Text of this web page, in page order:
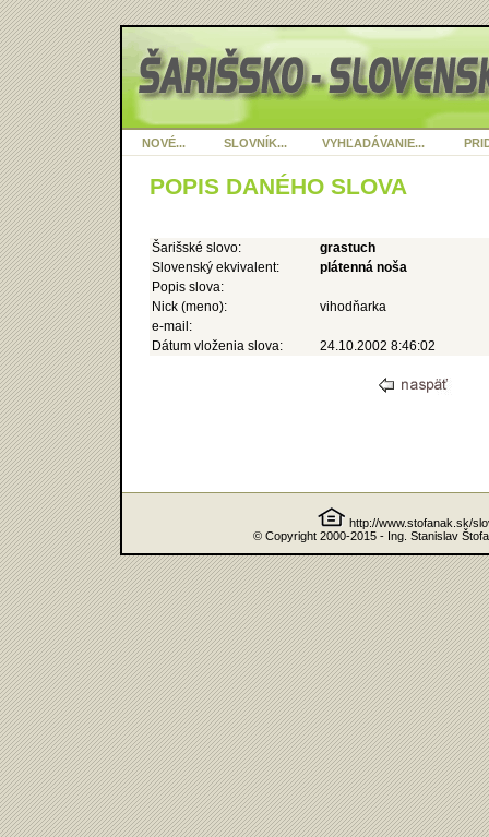
NOVÉ... SLOVNÍK... VYHĽADÁVANIE...
POPIS DANÉHO SLOVA
Šarišské slovo:
grastuch
Slovenský ekvivalent:
plátenná noša
Popis slova:
Nick (meno):
vihodňarka
e-mail:
Dátum vloženia slova:
24.10.2002 8:46:02
http://www.stofanak.sk/
© Copyright 2000-2015 - Ing. Stanislav